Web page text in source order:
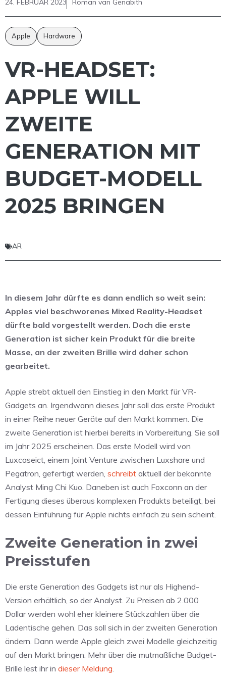
24. FEBRUAR 2023 Roman van Genabith
Apple Hardware
VR-HEADSET:
APPLE WILL
ZWEITE
GENERATION MIT
BUDGET-MODELL
2025 BRINGEN
AR
In diesem Jahr dürfte es dann endlich so weit sein:
Apples viel beschworenes Mixed Reality-Headset
dürfte bald vorgestellt werden. Doch die erste
Generation ist sicher kein Produkt für die breite
Masse, an der zweiten Brille wird daher schon
gearbeitet.
Apple strebt aktuell den Einstieg in den Markt für VR-
Gadgets an. Irgendwann dieses Jahr soll das erste Produkt
in einer Reihe neuer Geräte auf den Markt kommen. Die
zweite Generation ist hierbei bereits in Vorbereitung. Sie soll
im Jahr 2025 erscheinen. Das erste Modell wird von
Luxcaseict, einem Joint Venture zwischen Luxshare und
Pegatron, gefertigt werden, schreibt aktuell der bekannte
Analyst Ming Chi Kuo. Daneben ist auch Foxconn an der
Fertigung dieses überaus komplexen Produkts beteiligt, bei
dessen Einführung für Apple nichts einfach zu sein scheint.
Zweite Generation in zwei
Preisstufen
Die erste Generation des Gadgets ist nur als Highend-
Version erhältlich, so der Analyst. Zu Preisen ab 2.000
Dollar werden wohl eher kleinere Stückzahlen über die
Ladentische gehen. Das soll sich in der zweiten Generation
ändern. Dann werde Apple gleich zwei Modelle gleichzeitig
auf den Markt bringen. Mehr über die mutmaßliche Budget-
Brille lest ihr in dieser Meldung.